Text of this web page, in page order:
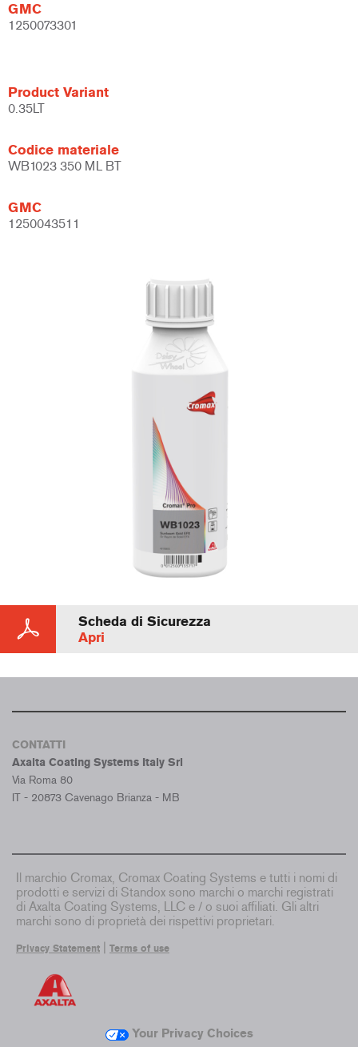
GMC
1250073301
Product Variant
0.35LT
Codice materiale
WB1023 350 ML BT
GMC
1250043511
Scheda di Sicurezza
Apri
CONTATTI
Axalta Coating Systems Italy Srl
Via Roma 80
IT - 20873 Cavenago Brianza - MB
Il marchio Cromax, Cromax Coating Systems e tutti i nomi di
prodotti e servizi di Standox sono marchi o marchi registrati
di Axalta Coating Systems, LLC e / o suoi affiliati. Gli altri
marchi sono di proprietà dei rispettivi proprietari.
Privacy Statement Terms of use
Your Privacy Choices